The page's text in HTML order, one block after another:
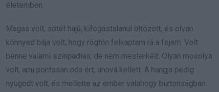
életemben.
Magas volt, sötét hajú, kifogástalanul öltözött, és olyan
könnyed bája volt, hogy rögtön felkaptam rá a fejem. Volt
benne valami színpadias, de nem mesterkélt. Olyan mosolya
volt, ami pontosan oda ért, ahová kellett. A hangja pedig
nyugodt volt, és mellette az ember valahogy biztonságban